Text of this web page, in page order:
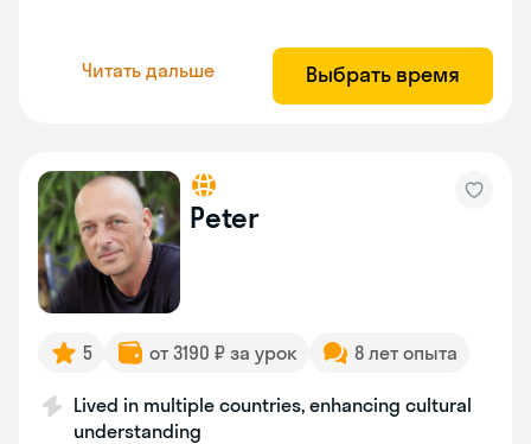
Читать дальше Выбрать время
Peter
5 от 3190 ₽ за урок 8 лет опыта
Lived in multiple countries, enhancing cultural
understanding